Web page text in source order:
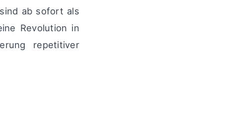
ab sofort als
Revolution in
repetitiver